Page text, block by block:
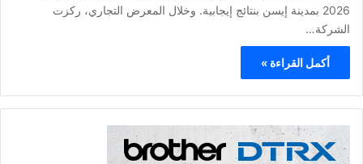
2026 بمدينة إيسن بنتائج إيجابية. وخلال المعرض التجاري، ركزت
الشركة…
أكمل القراءة »